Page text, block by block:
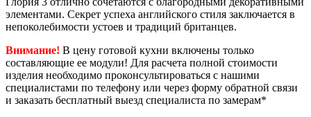
элементами. Секрет успеха английского стиля заключается в
непоколебимости устоев и традиций британцев.
Внимание! В цену готовой кухни включены только
составляющие ее модули! Для расчета полной стоимости
изделия необходимо проконсультироваться с нашими
специалистами по телефону или через форму обратной связи
и заказать бесплатный выезд специалиста по замерам*